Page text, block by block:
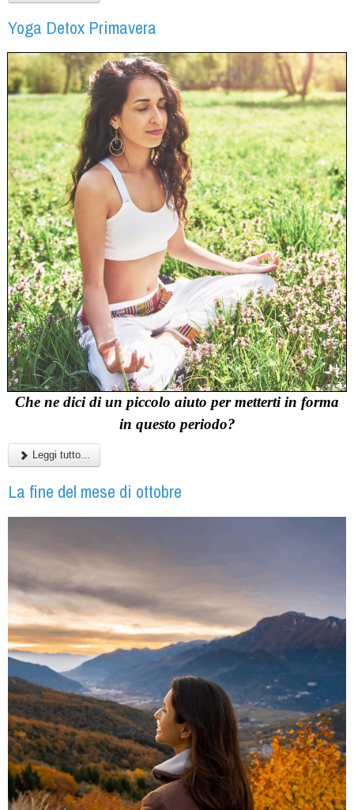
Yoga Detox Primavera
Che ne dici di un piccolo aiuto per metterti in forma
in questo periodo?
Leggi tutto...
La fine del mese di ottobre